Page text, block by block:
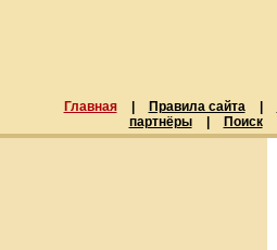
Главная Правила сайта
партнёры
Поиск